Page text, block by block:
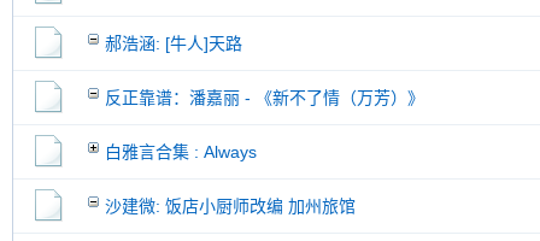
郝浩涵: [牛人]天路
反正靠谱：潘嘉丽 - 《新不了情（万芳）》
白雅言合集 : Always
沙建微: 饭店小厨师改编 加州旅馆